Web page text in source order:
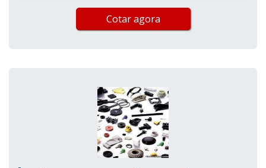
Cotar agora